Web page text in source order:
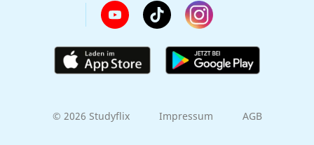
© 2026 Studyflix Impressum AGB